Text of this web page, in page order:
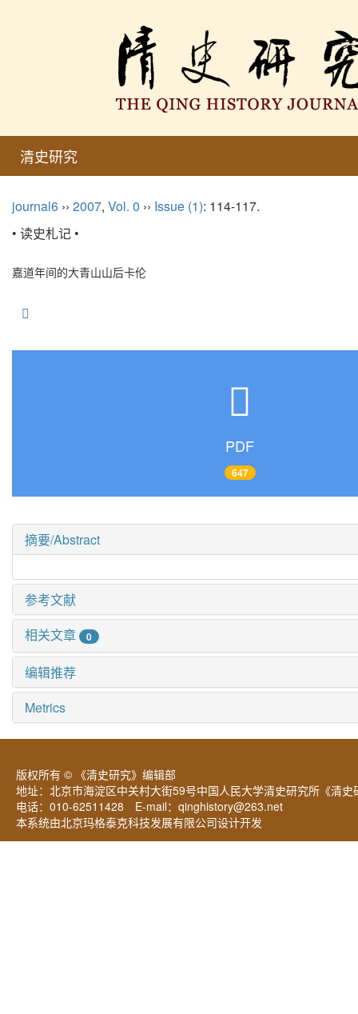
清史研究
journal6 ›› 2007, Vol. 0 ›› Issue (1): 114-117.
• 读史札记 •
嘉道年间的大青山山后卡伦
PDF
647
摘要/Abstract
参考文献
相关文章
0
编辑推荐
Metrics
版权所有 © 《清史研究》编辑部
地址：北京市海淀区中关村大街59号中国人民大学清史研究所《
电话：010-62511428 E-mail： qinghistory@263.net
本系统由北京玛格泰克科技发展有限公司设计开发